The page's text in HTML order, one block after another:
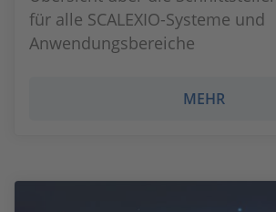
für alle SCALEXIO-Systeme und
Anwendungsbereiche
MEHR